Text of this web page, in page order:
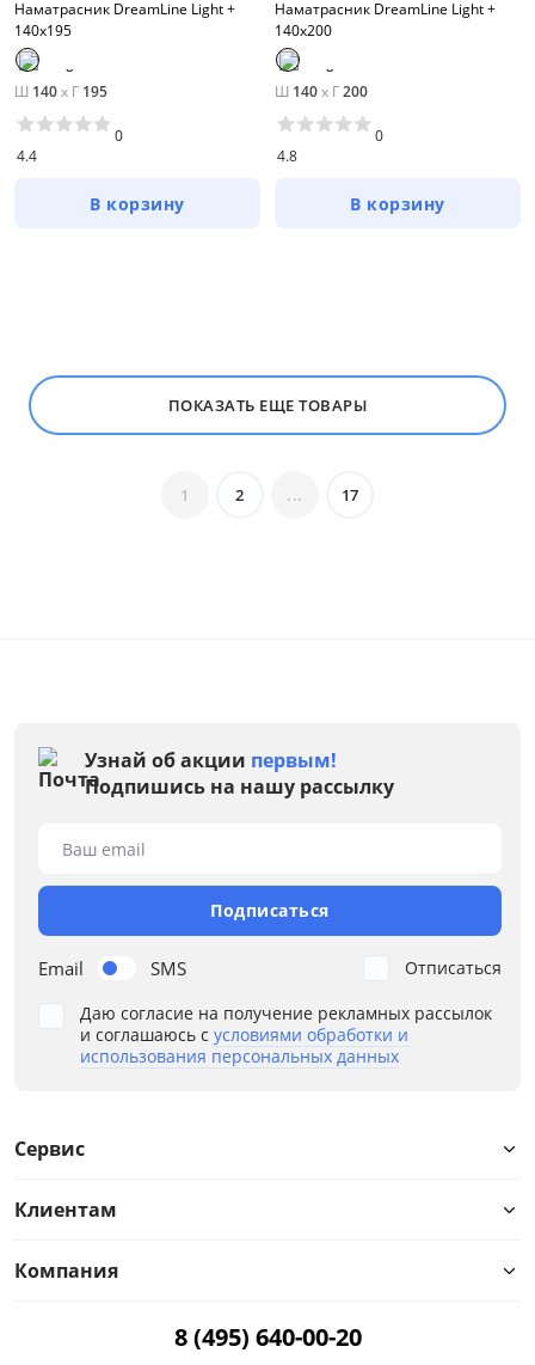
Цена
до
Наматрасник DreamLine Light +
140х195
Ш 140x Г 195
4.4
0
В корзину
Наматрасник DreamLine Light +
140х200
Ш 140x Г200
4.8
0
В корзину
ПОКАЗАТЬ ЕЩЕ ТОВАРЫ
1 2 ... 17
Узнай об акции первым!
Подпишись на нашу рассылку
Email SMS
Ваш email
Подписаться
Даю согласие на получение рекламных рассылок
и соглашаюсь с условиями обработки и
использования персональных данных
Отписаться
Сервис
Клиентам
Компания
8 (495) 640-00-20